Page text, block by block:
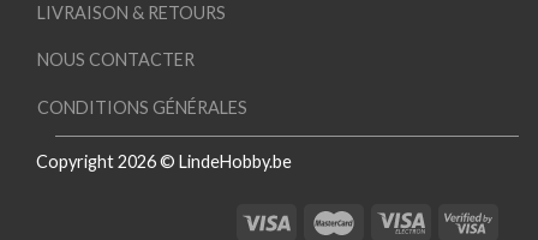
LIVRAISON & RETOURS
NOUS CONTACTER
CONDITIONS GÉNÉRALES
Copyright 2026 © LindeHobby.be